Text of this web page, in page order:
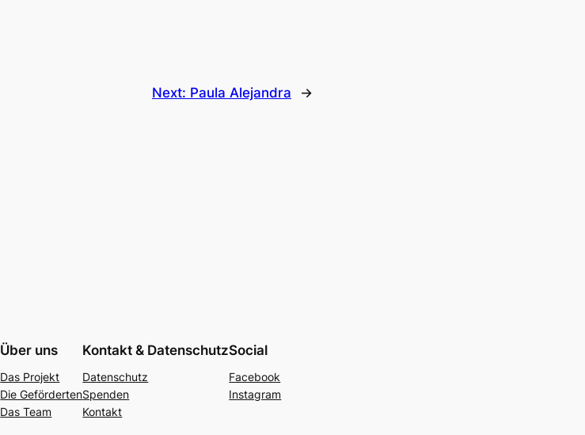
Next: Paula Alejandra →
Über uns
Das Projekt
Die Geförderten
Das Team
Kontakt & Datenschutz
Datenschutz
Spenden
Kontakt
Social
Facebook
Instagram